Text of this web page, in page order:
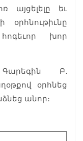
այցելելը եւ
օրհնութիւնը
խոր
Բ.
օրհնեց
անոր։